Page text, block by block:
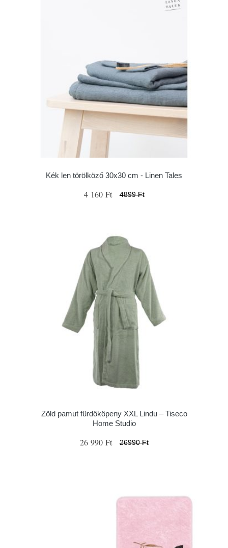
Kék len törölköző 30x30 cm - Linen Tales
4 160 Ft 4899 Ft
Zöld pamut fürdőköpeny XXL Lindu – Tiseco
Home Studio
26 990 Ft 26990 Ft